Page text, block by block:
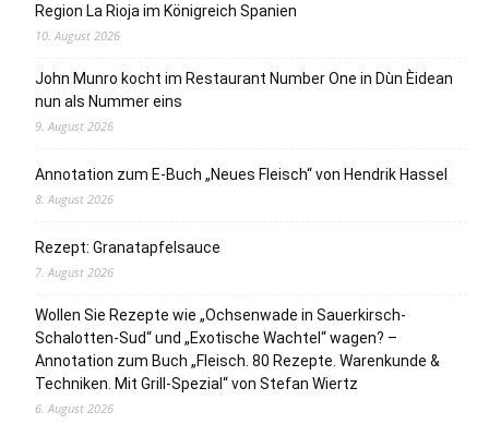
Region La Rioja im Königreich Spanien
10. August 2026
John Munro kocht im Restaurant Number One in Dùn Èidean
nun als Nummer eins
9. August 2026
Annotation zum E-Buch „Neues Fleisch“ von Hendrik Hassel
8. August 2026
Rezept: Granatapfelsauce
7. August 2026
Wollen Sie Rezepte wie „Ochsenwade in Sauerkirsch-
Schalotten-Sud“ und „Exotische Wachtel“ wagen? –
Annotation zum Buch „Fleisch. 80 Rezepte. Warenkunde &
Techniken. Mit Grill-Spezial“ von Stefan Wiertz
6. August 2026